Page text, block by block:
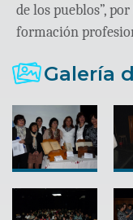
de los pueblos”,
formación
Galería